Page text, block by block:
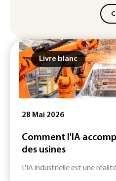
Livre blanc
28 Mai 2026
Comment l'IA
des usines
L'IA industrielle est une